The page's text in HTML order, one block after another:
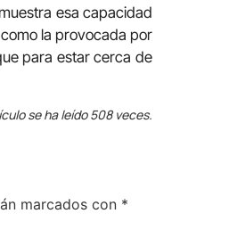
esa capacidad
la provocada por
para estar cerca de
se ha leído 508 veces.
marcados con *